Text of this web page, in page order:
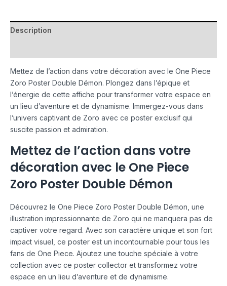
Description
Mettez de l’action dans votre décoration avec le One Piece
Zoro Poster Double Démon. Plongez dans l’épique et
l’énergie de cette affiche pour transformer votre espace en
un lieu d’aventure et de dynamisme. Immergez-vous dans
l’univers captivant de Zoro avec ce poster exclusif qui
suscite passion et admiration.
Mettez de l’action dans votre
décoration avec le One Piece
Zoro Poster Double Démon
Découvrez le One Piece Zoro Poster Double Démon, une
illustration impressionnante de Zoro qui ne manquera pas de
captiver votre regard. Avec son caractère unique et son fort
impact visuel, ce poster est un incontournable pour tous les
fans de One Piece. Ajoutez une touche spéciale à votre
collection avec ce poster collector et transformez votre
espace en un lieu d’aventure et de dynamisme.